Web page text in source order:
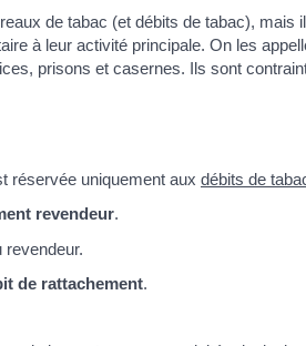
de tabac (et débits de tabac),
à leur activité principale. On les
prisons et casernes. Ils sont
réservée uniquement aux débits de
revendeur.
revendeur.
de rattachement.